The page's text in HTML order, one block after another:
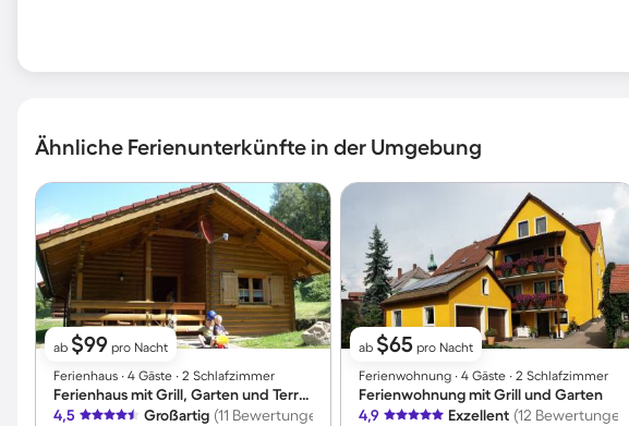
Ähnliche Ferienunterkünfte in der Umgebung
ab $99 pro Nacht
Ferienhaus ∙ 4 Gäste ∙ 2 Schlafzimmer
Ferienhaus mit Grill, Garten und Terrasse | Panoramablick
4,5
Großartig (11 Bewertungen)
ab $65 pro Nacht
Ferienwohnung ∙ 4 Gäste ∙ 2 Schlafzimmer
Ferienwohnung mit Grill und Garten
4,9
Exzellent (12 Bewertungen)